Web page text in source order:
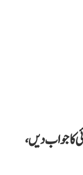
کا جواب دیں،